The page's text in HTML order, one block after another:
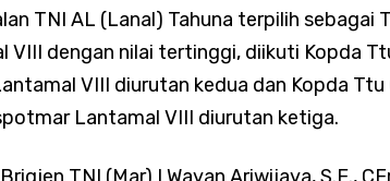
TNI AL (Lanal) Tahuna terpilih sebagai
VIII dengan nilai tertinggi, diikuti Kopda
VIII diurutan kedua dan Kopda Ttu
Lantamal VIII diurutan ketiga.